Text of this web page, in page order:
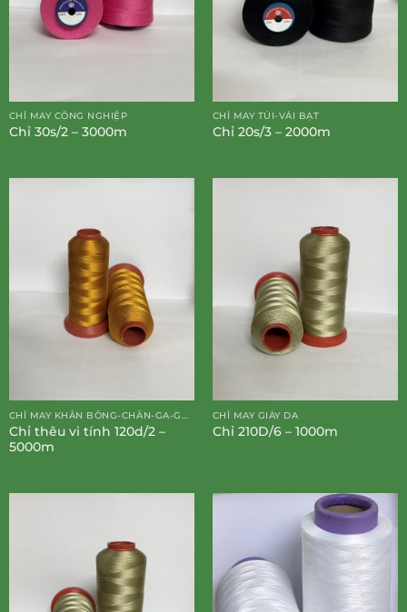
CHỈ MAY CÔNG NGHIỆP
Chỉ 30s/2 – 3000m
CHỈ MAY TÚI-VẢI BẠT
Chỉ 20s/3 – 2000m
CHỈ MAY KHĂN BÔNG-CHĂN-GA-GỐI-ĐỆM
Chỉ thêu vi tính 120d/2 –
5000m
CHỈ MAY GIÀY DA
Chỉ 210D/6 – 1000m